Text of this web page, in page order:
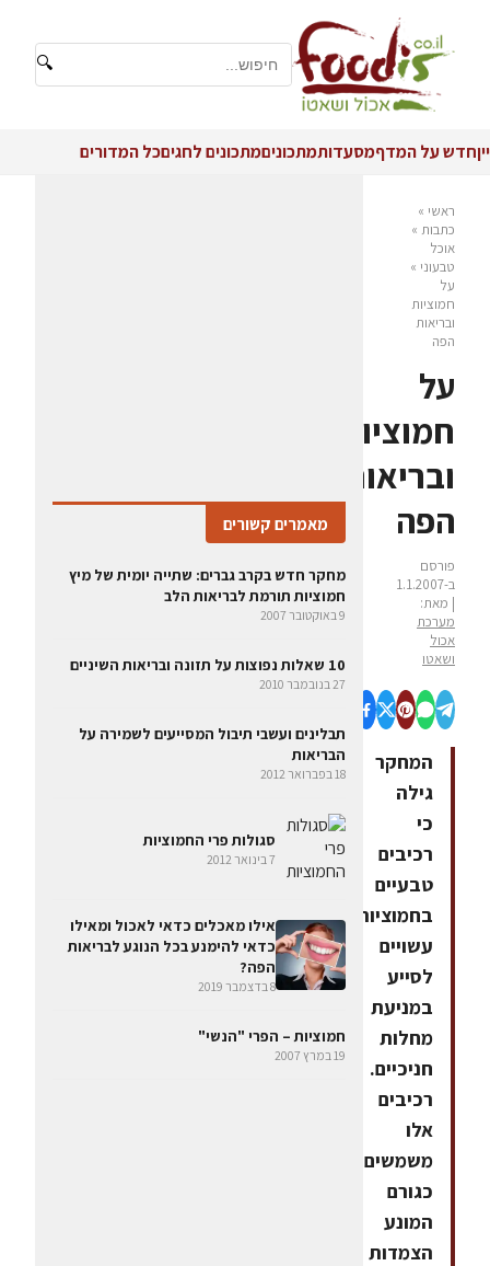
🔍
ייןחדש על המדףמסעדותמתכוניםמתכונים לחגיםכל המדורים
ראשי »
כתבות »
אוכל
טבעוני »
על
חמוציות
ובריאות
הפה
על
חמוציות
ובריאות
הפה
פורסם
ב-1.1.2007
| מאת:
מערכת
אכול
ושאטו
המחקר
גילה
כי
רכיבים
טבעיים
בחמוציות
עשויים
לסייע
במניעת
מחלות
חניכיים.
רכיבים
אלו
משמשים
כגורם
המונע
הצמדות
מאמרים קשורים
מחקר חדש בקרב גברים: שתייה יומית של מיץ
חמוציות תורמת לבריאות הלב
9 באוקטובר 2007
10 שאלות נפוצות על תזונה ובריאות השיניים
27 בנובמבר 2010
תבלינים ועשבי תיבול המסייעים לשמירה על
הבריאות
18 בפברואר 2012
סגולות פרי החמוציות
7 בינואר 2012
אילו מאכלים כדאי לאכול ומאילו
כדאי להימנע בכל הנוגע לבריאות
הפה?
8 בדצמבר 2019
חמוציות – הפרי "הנשי"
19 במרץ 2007